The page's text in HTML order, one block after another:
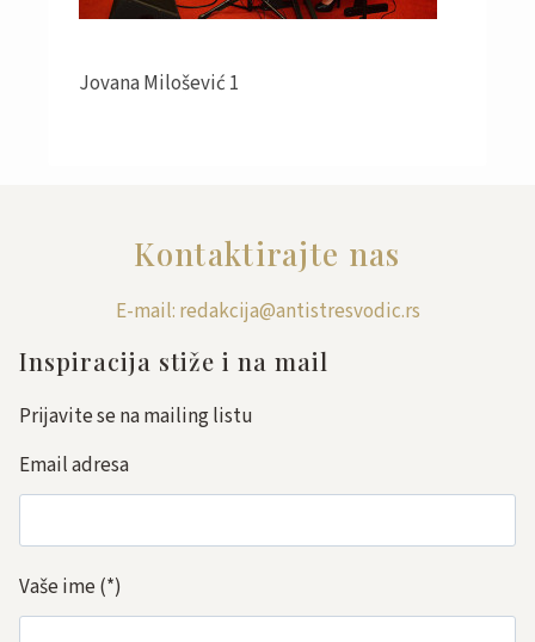
Jovana Milošević 1
Kontaktirajte nas
E-mail: redakcija@antistresvodic.rs
Inspiracija stiže i na mail
Prijavite se na mailing listu
Email adresa
Vaše ime (*)